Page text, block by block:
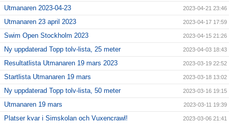
Utmanaren 2023-04-23 2023-04-21 23:46
Utmanaren 23 april 2023 2023-04-17 17:59
Swim Open Stockholm 2023 2023-04-15 21:26
Ny uppdaterad Topp tolv-lista, 25 meter 2023-04-03 18:43
Resultatlista Utmanaren 19 mars 2023 2023-03-19 22:52
Startlista Utmanaren 19 mars 2023-03-18 13:02
Ny uppdaterad Topp tolv-lista, 50 meter 2023-03-16 19:15
Utmanaren 19 mars 2023-03-11 19:39
Platser kvar i Simskolan och Vuxencrawl! 2023-03-06 21:41